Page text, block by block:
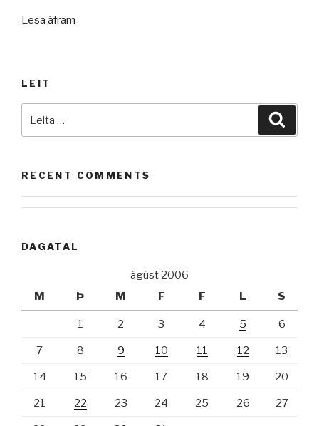
Lesa áfram
LEIT
að:
RECENT COMMENTS
DAGATAL
ágúst 2006
M
Þ M F F L S
1 2 3 4 5 6
7 8 9 10 11 12 13
14 15 16 17 18 19 20
21 22 23 24 25 26 27